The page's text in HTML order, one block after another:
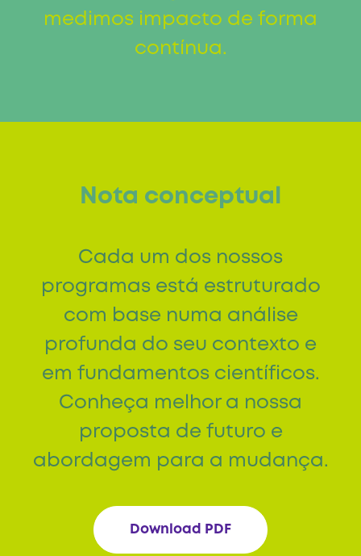
medimos impacto de forma
contínua.
Nota conceptual
Cada um dos nossos
programas está estruturado
com base numa análise
profunda do seu contexto e
em fundamentos científicos.
Conheça melhor a nossa
proposta de futuro e
abordagem para a mudança.
Download PDF